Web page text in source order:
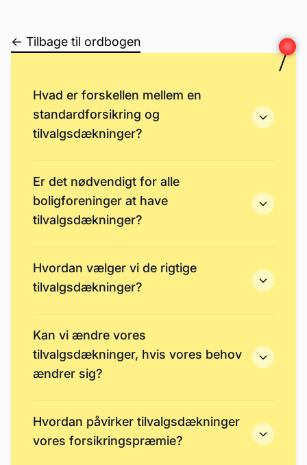
← Tilbage til ordbogen
Hvad er forskellen mellem en
standardforsikring og
tilvalgsdækninger?
Er det nødvendigt for alle
boligforeninger at have
tilvalgsdækninger?
Hvordan vælger vi de rigtige
tilvalgsdækninger?
Kan vi ændre vores
tilvalgsdækninger, hvis vores behov
ændrer sig?
Hvordan påvirker tilvalgsdækninger
vores forsikringspræmie?